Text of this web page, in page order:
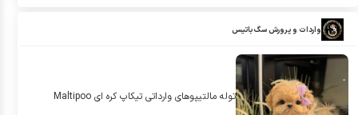
واردات و پرورش سگ باتیس
توله مالتيپوهاى وارداتى تيكاپ كره اى Maltipoo